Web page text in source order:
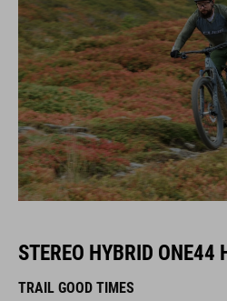
STEREO HYBRID ONE44
TRAIL GOOD TIMES